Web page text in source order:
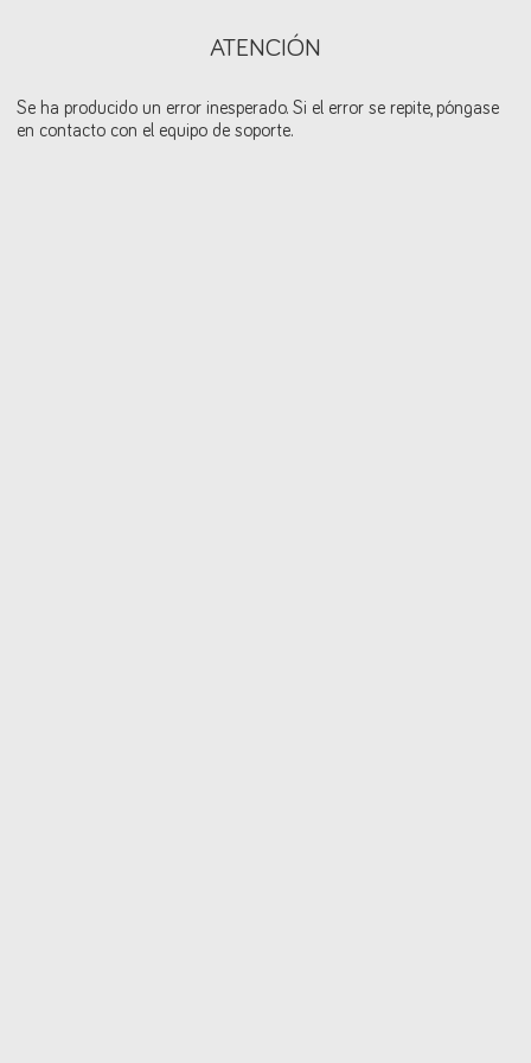
ATENCIÓN
Se ha producido un error inesperado. Si el error se repite, póngase
en contacto con el equipo de soporte.